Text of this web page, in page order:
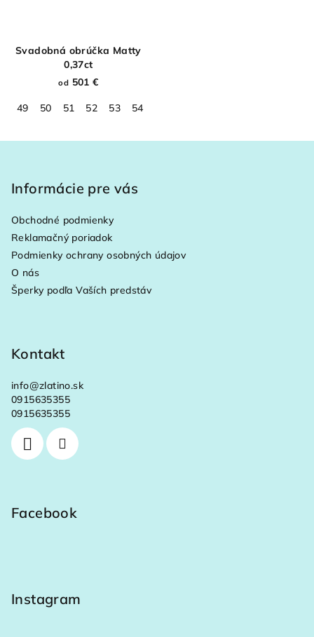
Svadobná obrúčka Matty
0,37ct
od 501 €
49 50 51 52 53 54
Informácie pre vás
Obchodné podmienky
Reklamačný poriadok
Podmienky ochrany osobných údajov
O nás
Šperky podľa Vaších predstáv
Kontakt
info@zlatino.sk
0915635355
0915635355
Facebook
Instagram